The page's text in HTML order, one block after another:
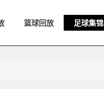
篮球回放 足球集锦